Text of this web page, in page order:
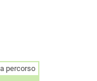
percorso